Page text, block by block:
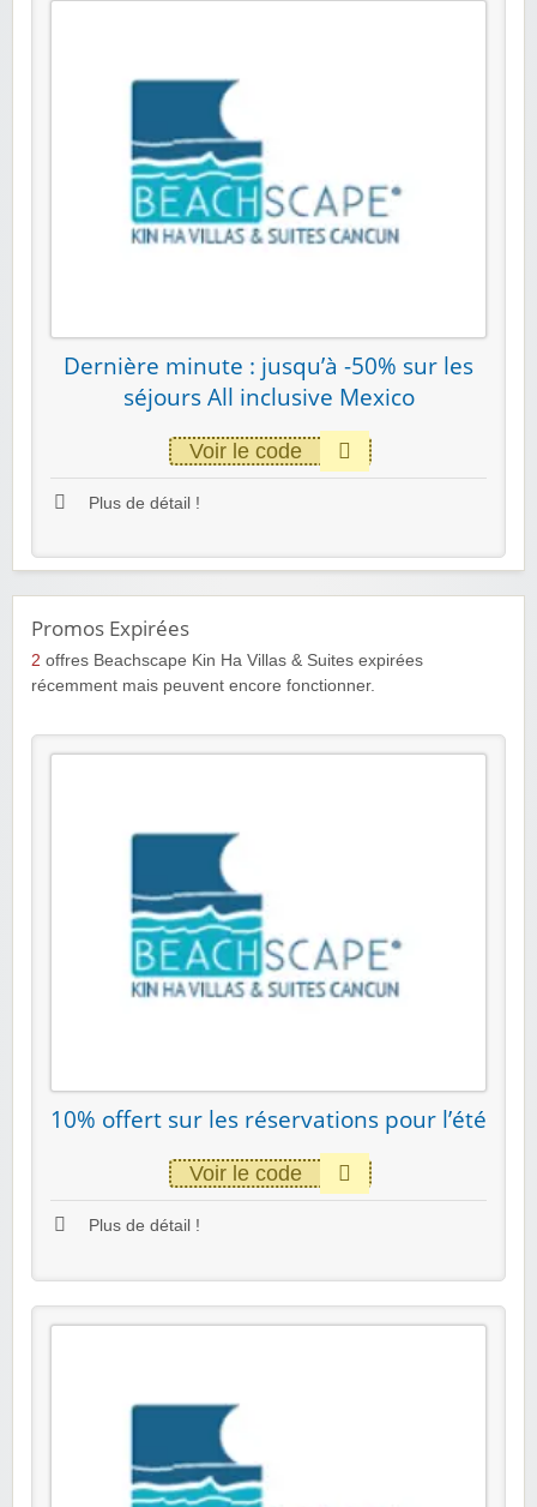
Dernière minute : jusqu’à -50% sur les
séjours All inclusive Mexico
Voir le code
Plus de détail !
Promos Expirées
2 offres Beachscape Kin Ha Villas & Suites expirées
récemment mais peuvent encore fonctionner.
10% offert sur les réservations pour l’été
Voir le code
Plus de détail !